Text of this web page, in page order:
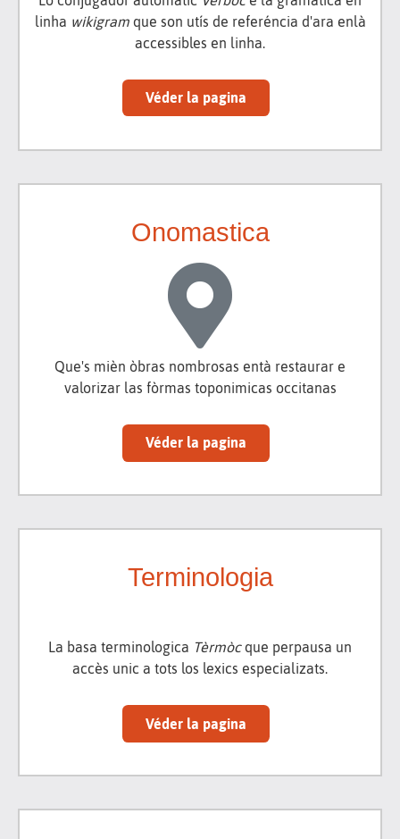
linha wikigramque son utís de referéncia d'ara enlà
accessibles en linha.
Véder la pagina
Onomastica
Que's mièn òbras nombrosas entà restaurar e
valorizar las fòrmas toponimicas occitanas
Véder la pagina
Terminologia
La basa terminologica Tèrmòcque perpausa un
accès unic a tots los lexics especializats.
Véder la pagina